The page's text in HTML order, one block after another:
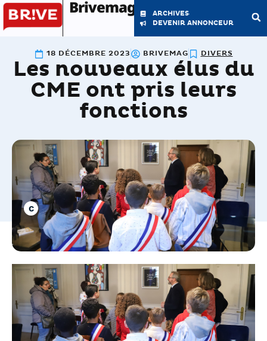
Brivemag'
ARCHIVES
DEVENIR ANNONCEUR
18 DÉCEMBRE 2023 BRIVEMAG DIVERS
Les nouveaux élus du
CME ont pris leurs
fonctions